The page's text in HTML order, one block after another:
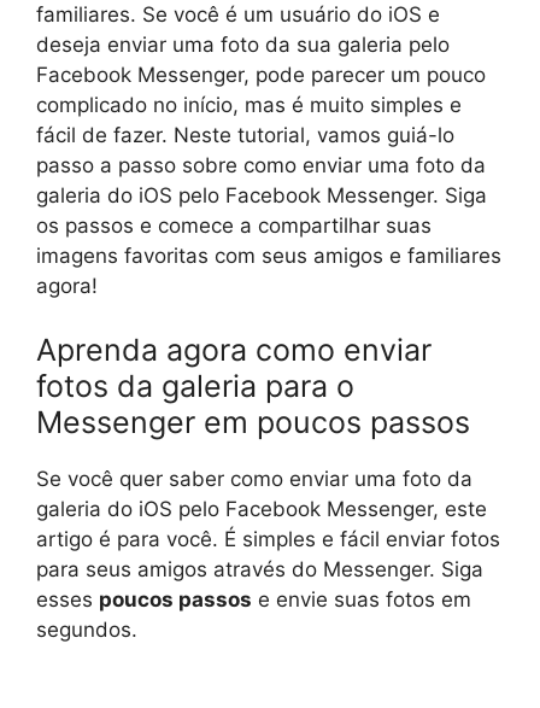
familiares. Se você é um usuário do iOS e
deseja enviar uma foto da sua galeria pelo
Facebook Messenger, pode parecer um pouco
complicado no início, mas é muito simples e
fácil de fazer. Neste tutorial, vamos guiá-lo
passo a passo sobre como enviar uma foto da
galeria do iOS pelo Facebook Messenger. Siga
os passos e comece a compartilhar suas
imagens favoritas com seus amigos e familiares
agora!
Aprenda agora como enviar
fotos da galeria para o
Messenger em poucos passos
Se você quer saber como enviar uma foto da
galeria do iOS pelo Facebook Messenger, este
artigo é para você. É simples e fácil enviar fotos
para seus amigos através do Messenger. Siga
esses poucos passos e envie suas fotos em
segundos.